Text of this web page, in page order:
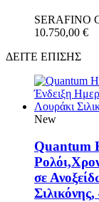
SERAFINO
10.750,00 €
ΔΕΙΤΕ ΕΠΙΣΗΣ
New
Quantum
σε